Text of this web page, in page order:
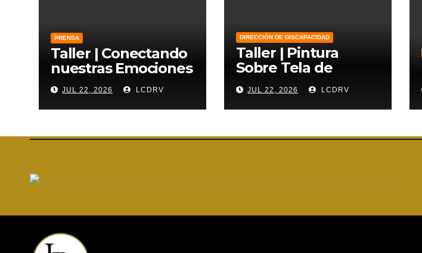
PRENSA
Taller | Conectando
nuestras Emociones
JUL 22, 2026 LCDRV
DIRECCIÓN DE DISCAPACIDAD
Taller | Pintura
Sobre Tela de
Lienzo
JUL 22, 2026 LCDRV